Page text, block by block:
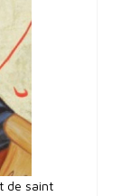
de saint